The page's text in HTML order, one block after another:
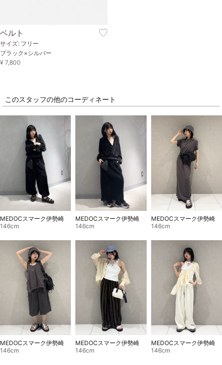
ベルト
サイズ: フリー
ブラック×シルバー
¥ 7,800
このスタッフの他のコーディネート
MEDOCスマーク伊勢崎
146cm
MEDOCスマーク伊勢崎
146cm
MEDOCスマーク伊勢崎
146cm
MEDOCスマーク伊勢崎
146cm
MEDOCスマーク伊勢崎
146cm
MEDOCスマーク伊勢崎
146cm